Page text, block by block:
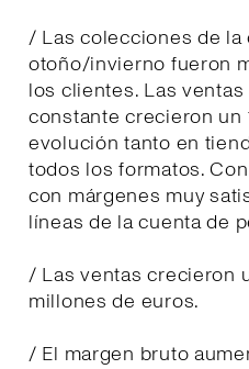
/ Las colecciones de la
otoño/invierno fueron
los clientes. Las
constante crecieron un
evolución tanto en
todos los formatos.
con márgenes muy
líneas de la cuenta de
/ Las ventas crecieron
millones de euros.
/ El margen bruto